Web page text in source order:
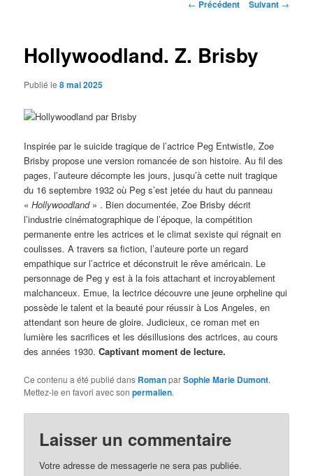
← Précédent Suivant →
Hollywoodland. Z. Brisby
Publié le8 mai 2025
Inspirée par le suicide tragique de l’actrice Peg Entwistle, Zoe
Brisby propose une version romancée de son histoire. Au fil des
pages, l’auteure décompte les jours, jusqu’à cette nuit tragique
du 16 septembre 1932 où Peg s’est jetée du haut du panneau
«Hollywoodland» . Bien documentée, Zoe Brisby décrit
l’industrie cinématographique de l’époque, la compétition
permanente entre les actrices et le climat sexiste qui régnait en
coulisses. A travers sa fiction, l’auteure porte un regard
empathique sur l’actrice et déconstruit le rêve américain. Le
personnage de Peg y est à la fois attachant et incroyablement
malchanceux. Emue, la lectrice découvre une jeune orpheline qui
possède le talent et la beauté pour réussir à Los Angeles, en
attendant son heure de gloire. Judicieux, ce roman met en
lumière les sacrifices et les désillusions des actrices, au cours
des années 1930.Captivant moment de lecture.
Ce contenu a été publié dans RomanparSophie Marie Dumont.
Mettez-le en favori avec sonpermalien.
Laisser un commentaire
Votre adresse de messagerie ne sera pas publiée.